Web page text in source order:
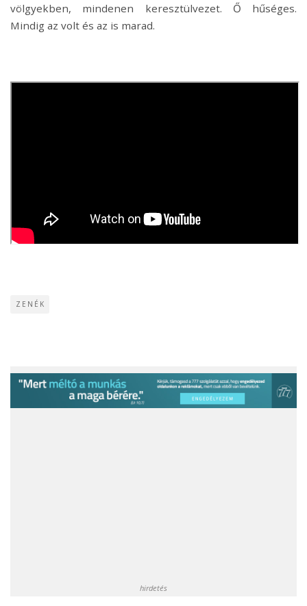
völgyekben, mindenen keresztülvezet. Ő hűséges.
Mindig az volt és az is marad.
ZENÉK
hirdetés